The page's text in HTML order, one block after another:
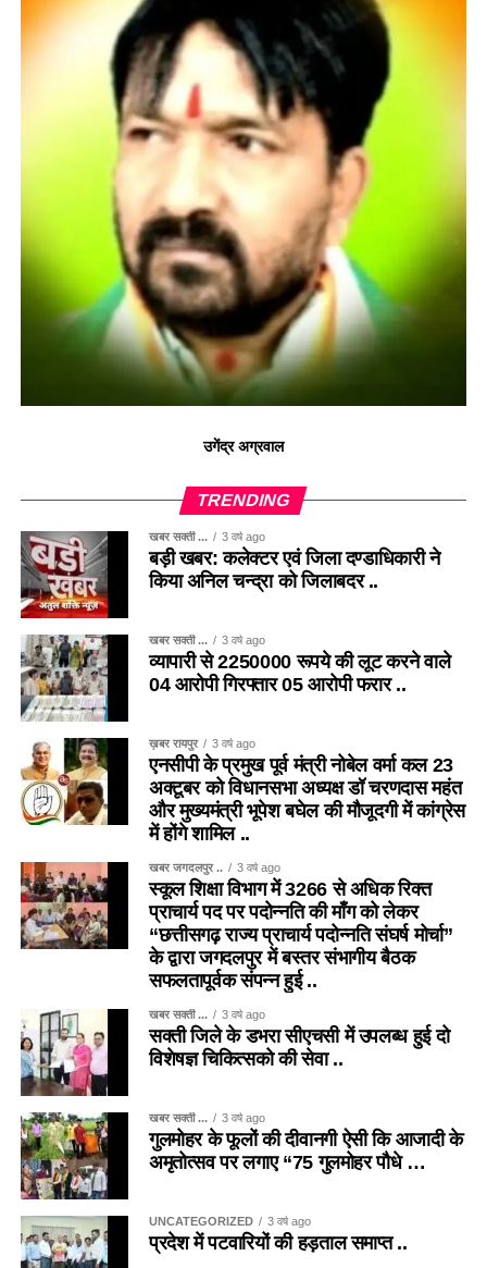
उगेंद्र अग्रवाल
TRENDING
खबर सक्ती ... 3 वर्ष ago
बड़ी खबर: कलेक्टर एवं जिला दण्डाधिकारी ने
किया अनिल चन्द्रा को जिलाबदर ..
खबर सक्ती ... 3 वर्ष ago
व्यापारी से 2250000 रूपये की लूट करने वाले
04 आरोपी गिरफ्तार 05 आरोपी फरार ..
ख़बर रायपुर 3 वर्ष ago
एनसीपी के प्रमुख पूर्व मंत्री नोबेल वर्मा कल 23
अक्टूबर को विधानसभा अध्यक्ष डॉ चरणदास महंत
और मुख्यमंत्री भूपेश बघेल की मौजूदगी में कांग्रेस
में होंगे शामिल ..
खबर जगदलपुर .. 3 वर्ष ago
स्कूल शिक्षा विभाग में 3266 से अधिक रिक्त
प्राचार्य पद पर पदोन्नति की माँग को लेकर
“छत्तीसगढ़ राज्य प्राचार्य पदोन्नति संघर्ष मोर्चा”
के द्वारा जगदलपुर में बस्तर संभागीय बैठक
सफलतापूर्वक संपन्न हुई ..
खबर सक्ती ... 3 वर्ष ago
सक्ती जिले के डभरा सीएचसी में उपलब्ध हुई दो
विशेषज्ञ चिकित्सको की सेवा ..
खबर सक्ती ... 3 वर्ष ago
गुलमोहर के फूलों की दीवानगी ऐसी कि आजादी के
अमृतोत्सव पर लगाए “75 गुलमोहर पौधे …
UNCATEGORIZED 3 वर्ष ago
प्रदेश में पटवारियों की हड़ताल समाप्त ..